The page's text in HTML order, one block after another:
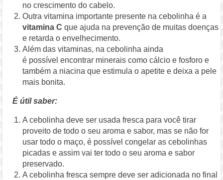
no crescimento do cabelo.
Outra vitamina importante presente na cebolinha é a
vitamina C que ajuda na prevenção de muitas doenças
e retarda o envelhecimento.
Além das vitaminas, na cebolinha ainda
é possível encontrar minerais como cálcio e fosforo e
também a niacina que estimula o apetite e deixa a pele
mais bonita.
É útil saber:
A cebolinha deve ser usada fresca para você tirar
proveito de todo o seu aroma e sabor, mas se não for
usar todo o maço, é possível congelar as cebolinhas
picadas e assim vai ter todo o seu aroma e sabor
preservado.
A cebolinha fresca sempre deve ser adicionada no final